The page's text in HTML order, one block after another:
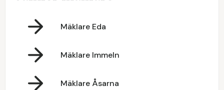
Mäklare Eda
Mäklare Immeln
Mäklare Åsarna